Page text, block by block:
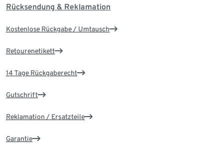
Rücksendung & Reklamation
Kostenlose Rückgabe / Umtausch
Retourenetikett
14 Tage Rückgaberecht
Gutschrift
Reklamation / Ersatzteile
Garantie